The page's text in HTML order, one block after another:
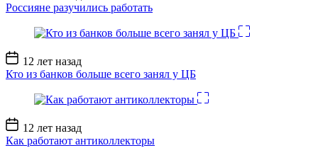
записи
Россияне разучились работать
Дата
записи
12 лет назад
Кто из банков больше всего занял у ЦБ
Дата
записи
12 лет назад
Как работают антиколлекторы